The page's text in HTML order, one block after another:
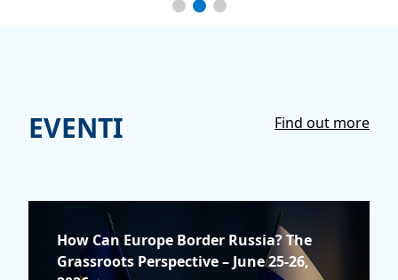
EVENTI Find out more
How Can Europe Border Russia? The
Grassroots Perspective – June 25-26,